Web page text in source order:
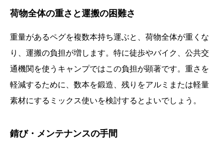
荷物全体の重さと運搬の困難さ
重量があるペグを複数本持ち運ぶと、荷物全体が重くな
り、運搬の負担が増します。特に徒歩やバイク、公共交
通機関を使うキャンプではこの負担が顕著です。重さを
軽減するために、数本を鍛造、残りをアルミまたは軽量
素材にするミックス使いを検討するとよいでしょう。
錆び・メンテナンスの手間